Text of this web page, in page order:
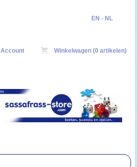
EN - NL
Account Winkelwagen (0 artikelen)